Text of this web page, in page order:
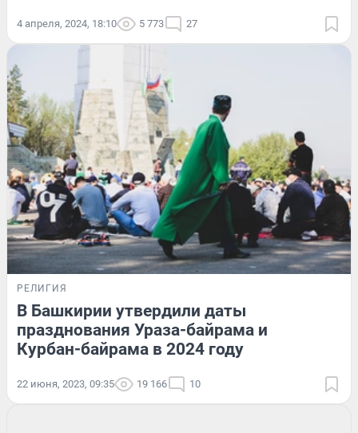
4 апреля, 2024, 18:10 5 773 27
РЕЛИГИЯ
В Башкирии утвердили даты
празднования Ураза-байрама и
Курбан-байрама в 2024 году
22 июня, 2023, 09:35 19 166 10